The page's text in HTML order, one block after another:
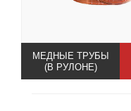
МЕДНЫЕ ТРУБЫ
(В РУЛОНЕ)